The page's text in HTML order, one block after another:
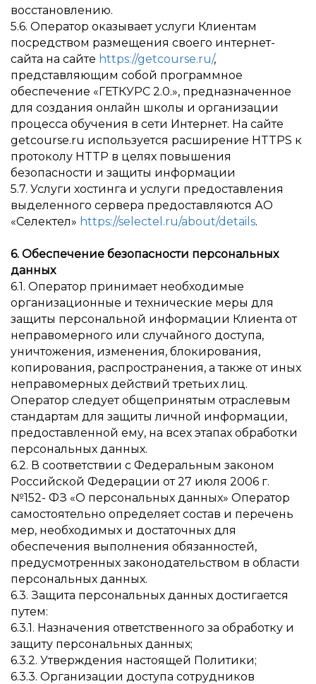
восстановлению.
5.6. Оператор оказывает услуги Клиентам
посредством размещения своего интернет-
сайта на сайте https://getcourse.ru/,
представляющим собой программное
обеспечение «ГЕТКУРС 2.0.», предназначенное
для создания онлайн школы и организации
процесса обучения в сети Интернет. На сайте
getcourse.ru используется расширение HTTPS к
протоколу HTTP в целях повышения
безопасности и защиты информации
5.7. Услуги хостинга и услуги предоставления
выделенного сервера предоставляются АО
«Селектел» https://selectel.ru/about/details.
6. Обеспечение безопасности персональных
данных
6.1. Оператор принимает необходимые
организационные и технические меры для
защиты персональной информации Клиента от
неправомерного или случайного доступа,
уничтожения, изменения, блокирования,
копирования, распространения, а также от иных
неправомерных действий третьих лиц.
Оператор следует общепринятым отраслевым
стандартам для защиты личной информации,
предоставленной ему, на всех этапах обработки
персональных данных.
6.2. В соответствии с Федеральным законом
Российской Федерации от 27 июля 2006 г.
№152- ФЗ «О персональных данных» Оператор
самостоятельно определяет состав и перечень
мер, необходимых и достаточных для
обеспечения выполнения обязанностей,
предусмотренных законодательством в области
персональных данных.
6.3. Защита персональных данных достигается
путем:
6.3.1. Назначения ответственного за обработку и
защиту персональных данных;
6.3.2. Утверждения настоящей Политики;
6.3.3. Организации доступа сотрудников